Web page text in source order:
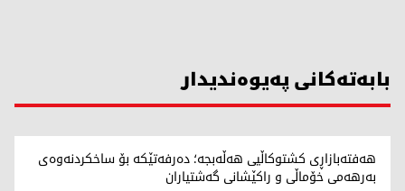
بابەتەکانی پەیوەندیدار
هەفتەبازاڕی کشتوکاڵیی هەڵەبجە؛ دەرفەتێکە بۆ ساخکردنەوەی
بەرهەمی خۆماڵی و راکێشانی گەشتیاران